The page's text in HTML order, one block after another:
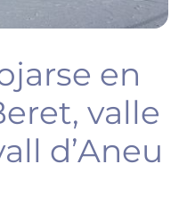
en
valle
d’Aneu